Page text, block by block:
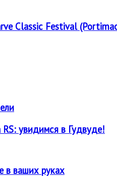
Classic Festival
увидимся в Гудвуде!
в ваших руках